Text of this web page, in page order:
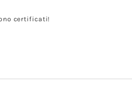
certificati!